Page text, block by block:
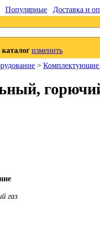
Популярные Доставка и
каталог изменить
> Комплектующие
газ